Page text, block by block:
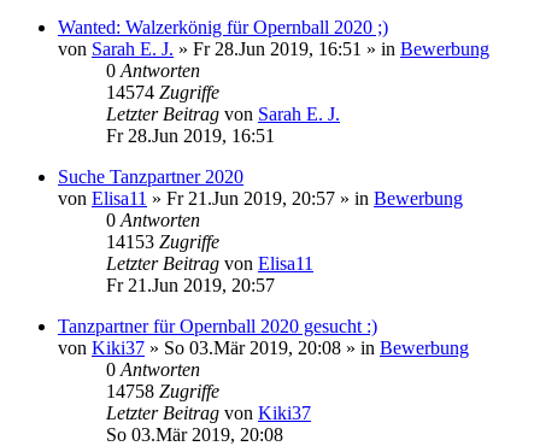
Wanted: Walzerkönig für Opernball 2020 ;)
von Sarah E. J. » Fr 28.Jun 2019, 16:51 » in Bewerbung
0 Antworten
14574 Zugriffe
Letzter Beitrag von Sarah E. J.
Fr 28.Jun 2019, 16:51
Suche Tanzpartner 2020
von Elisa11 » Fr 21.Jun 2019, 20:57 » in Bewerbung
0 Antworten
14153 Zugriffe
Letzter Beitrag von Elisa11
Fr 21.Jun 2019, 20:57
Tanzpartner für Opernball 2020 gesucht :)
von Kiki37 » So 03.Mär 2019, 20:08 » in Bewerbung
0 Antworten
14758 Zugriffe
Letzter Beitrag von Kiki37
So 03.Mär 2019, 20:08